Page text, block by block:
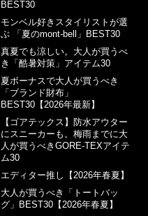
BEST30
モンベル好きスタイリストが選
ぶ 「夏のmont-bell」BEST30
真夏でも涼しい。大人が買うべ
き「酷暑対策」アイテム30
夏ボーナスで大人が買うべき
「ブランド財布」
BEST30【2026年最新】
【ゴアテックス】防水アウター
にスニーカーも。梅雨までに大
人が買うべきGORE-TEXアイテ
ム30
エディター推し【2026年春夏】
大人が買うべき「トートバッ
グ」BEST30【2026年春夏】